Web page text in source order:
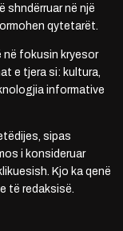
shndërruar në një
qytetarët.
në fokusin kryesor
e tjera si: kultura,
informative
sipas
i konsideruar
Kjo ka qenë
të redaksisë.